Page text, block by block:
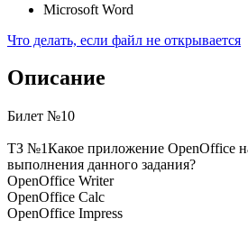
Microsoft Word
Что делать, если файл не открывается
Описание
Билет №10
ТЗ №1Какое приложение OpenOffice
выполнения данного задания?
OpenOffice Writer
OpenOffice Calc
OpenOffice Impress